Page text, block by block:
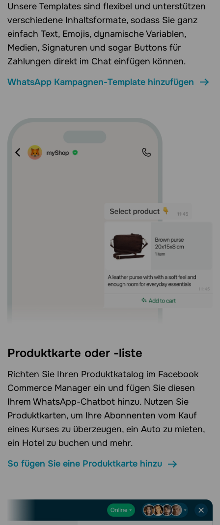
Unsere Templates sind flexibel und unterstützen
verschiedene Inhaltsformate, sodass Sie ganz
einfach Text, Emojis, dynamische Variablen,
Medien, Signaturen und sogar Buttons für
Zahlungen direkt im Chat einfügen können.
WhatsApp Kampagnen-Template hinzufügen
Produktkarte oder -liste
Richten Sie Ihren Produktkatalog im Facebook
Commerce Manager ein und fügen Sie diesen
Ihrem WhatsApp-Chatbot hinzu. Nutzen Sie
Produktkarten, um Ihre Abonnenten vom Kauf
eines Kurses zu überzeugen, ein Auto zu mieten,
ein Hotel zu buchen und mehr.
So fügen Sie eine Produktkarte hinzu